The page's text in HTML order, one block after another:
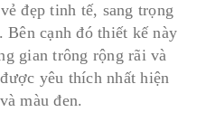
đẹp tinh tế, sang trọng
Bên cạnh đó thiết kế này
gian trông rộng rãi và
yêu thích nhất hiện
màu đen.